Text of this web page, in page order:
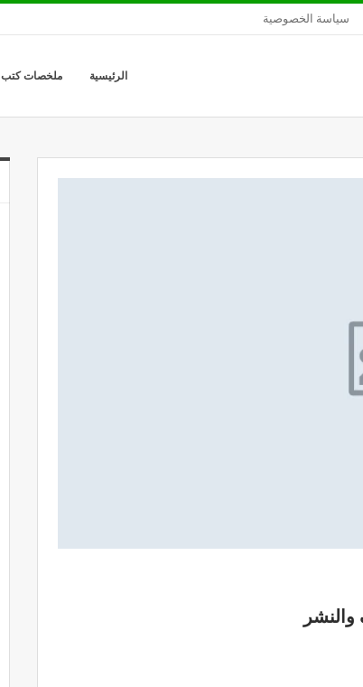
سياسة الخصوصية
الرئيسية ملخصات كتب